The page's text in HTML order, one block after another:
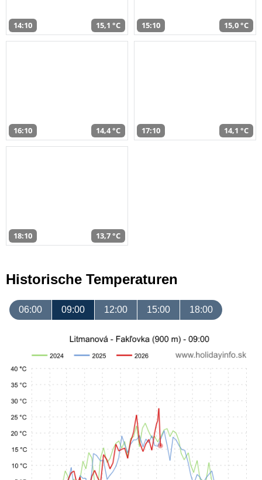
14:10 15,1 °C 15:10 15,0 °C
16:10 14,4 °C 17:10 14,1 °C
18:10 13,7 °C
Historische Temperaturen
06:00 09:00 12:00 15:00 18:00